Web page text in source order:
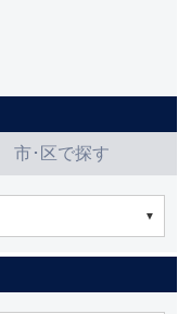
市･区で探す